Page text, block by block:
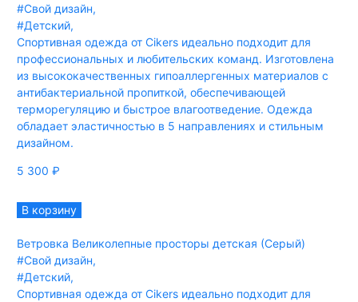
#Свой дизайн,
#Детский,
Спортивная одежда от Cikers идеально подходит для
профессиональных и любительских команд. Изготовлена
из высококачественных гипоаллергенных материалов с
антибактериальной пропиткой, обеспечивающей
терморегуляцию и быстрое влагоотведение. Одежда
обладает эластичностью в 5 направлениях и стильным
дизайном.
5 300 ₽
В корзину
Ветровка Великолепные просторы детская (Серый)
#Свой дизайн,
#Детский,
Спортивная одежда от Cikers идеально подходит для